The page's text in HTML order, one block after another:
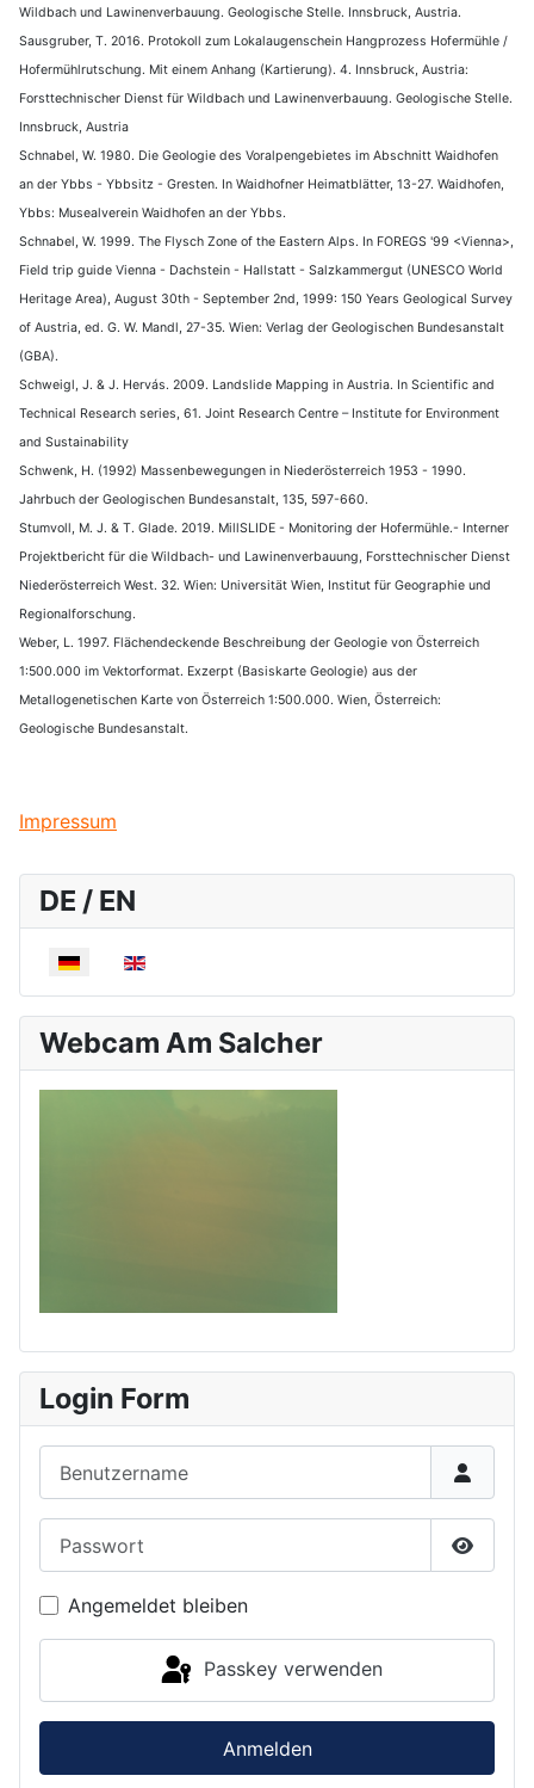
Wildbach und Lawinenverbauung. Geologische Stelle. Innsbruck, Austria.
Sausgruber, T. 2016. Protokoll zum Lokalaugenschein Hangprozess Hofermühle /
Hofermühlrutschung. Mit einem Anhang (Kartierung). 4. Innsbruck, Austria:
Forsttechnischer Dienst für Wildbach und Lawinenverbauung. Geologische Stelle.
Innsbruck, Austria
Schnabel, W. 1980. Die Geologie des Voralpengebietes im Abschnitt Waidhofen
an der Ybbs - Ybbsitz - Gresten. In Waidhofner Heimatblätter, 13-27. Waidhofen,
Ybbs: Musealverein Waidhofen an der Ybbs.
Schnabel, W. 1999. The Flysch Zone of the Eastern Alps. In FOREGS '99 <Vienna>,
Field trip guide Vienna - Dachstein - Hallstatt - Salzkammergut (UNESCO World
Heritage Area), August 30th - September 2nd, 1999: 150 Years Geological Survey
of Austria, ed. G. W. Mandl, 27-35. Wien: Verlag der Geologischen Bundesanstalt
(GBA).
Schweigl, J. & J. Hervás. 2009. Landslide Mapping in Austria. In Scientific and
Technical Research series, 61. Joint Research Centre – Institute for Environment
and Sustainability
Schwenk, H. (1992) Massenbewegungen in Niederösterreich 1953 - 1990.
Jahrbuch der Geologischen Bundesanstalt, 135, 597-660.
Stumvoll, M. J. & T. Glade. 2019. MillSLIDE - Monitoring der Hofermühle.- Interner
Projektbericht für die Wildbach- und Lawinenverbauung, Forsttechnischer Dienst
Niederösterreich West. 32. Wien: Universität Wien, Institut für Geographie und
Regionalforschung.
Weber, L. 1997. Flächendeckende Beschreibung der Geologie von Österreich
1:500.000 im Vektorformat. Exzerpt (Basiskarte Geologie) aus der
Metallogenetischen Karte von Österreich 1:500.000. Wien, Österreich:
Geologische Bundesanstalt.
Impressum
DE / EN
Sprache auswählen
Webcam Am Salcher
Login Form
Angemeldet bleiben
Passkey verwenden
Anmelden